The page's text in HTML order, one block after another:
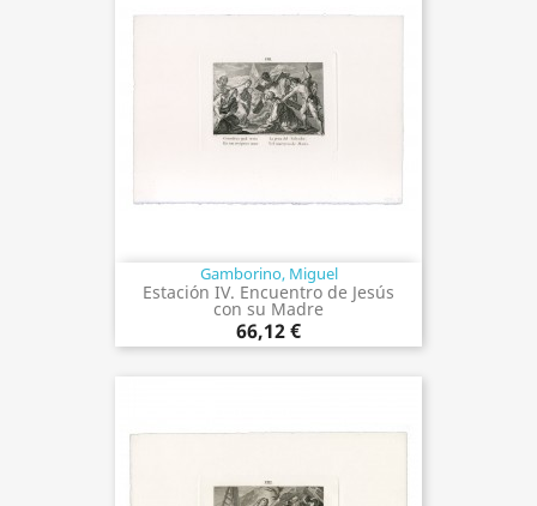
Gamborino, Miguel
Estación IV. Encuentro de Jesús
con su Madre
66,12 €